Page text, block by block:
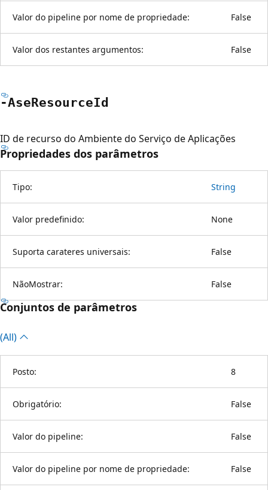
Valor do pipeline por nome de propriedade: False
Valor dos restantes argumentos: False
-AseResourceId
ID de recurso do Ambiente do Serviço de Aplicações
Propriedades dos parâmetros
Tipo: String
Valor predefinido: None
Suporta carateres universais: False
NãoMostrar: False
Conjuntos de parâmetros
(All)
Posto: 8
Obrigatório: False
Valor do pipeline: False
Valor do pipeline por nome de propriedade: False